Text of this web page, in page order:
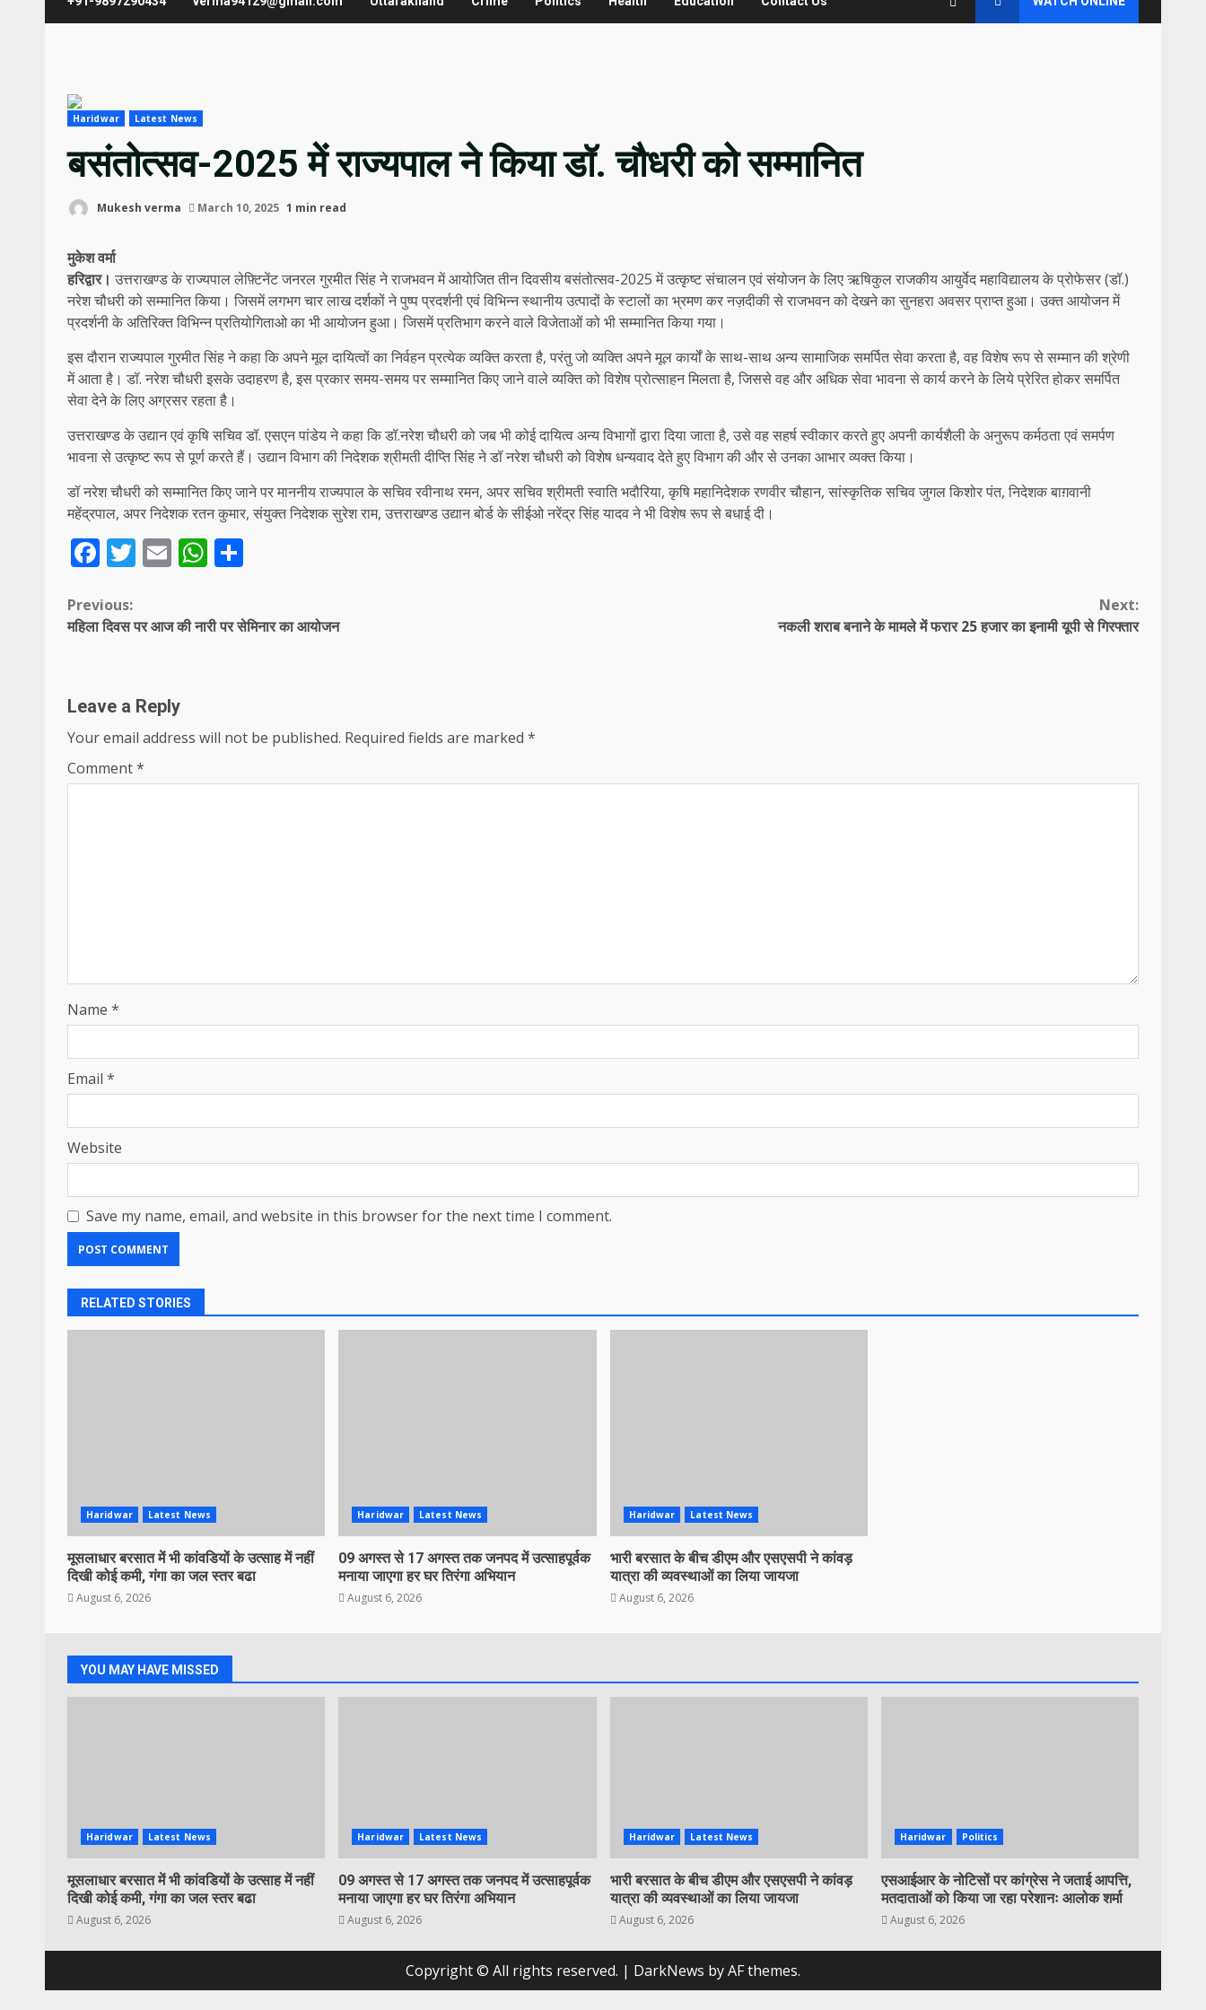
Haridwar Latest News
बसंतोत्सव-2025 में राज्यपाल ने किया डॉ. चौधरी को सम्मानित
Mukesh verma March 10, 2025 1 min read
मुकेश वर्मा
हरिद्वार। उत्तराखण्ड के राज्यपाल लेफ़्टिनेंट जनरल गुरमीत सिंह ने राजभवन में आयोजित तीन दिवसीय बसंतोत्सव-2025 में उत्कृष्ट संचालन एवं संयोजन के लिए ऋषिकुल राजकीय आयुर्वेद महाविद्यालय के प्रोफेसर (डॉ.)
नरेश चौधरी को सम्मानित किया। जिसमें लगभग चार लाख दर्शकों ने पुष्प प्रदर्शनी एवं विभिन्न स्थानीय उत्पादों के स्टालों का भ्रमण कर नज़दीकी से राजभवन को देखने का सुनहरा अवसर प्राप्त हुआ। उक्त आयोजन में
प्रदर्शनी के अतिरिक्त विभिन्न प्रतियोगिताओ का भी आयोजन हुआ। जिसमें प्रतिभाग करने वाले विजेताओं को भी सम्मानित किया गया।
इस दौरान राज्यपाल गुरमीत सिंह ने कहा कि अपने मूल दायित्वों का निर्वहन प्रत्येक व्यक्ति करता है, परंतु जो व्यक्ति अपने मूल कार्यों के साथ-साथ अन्य सामाजिक समर्पित सेवा करता है, वह विशेष रूप से सम्मान की श्रेणी
में आता है। डॉ. नरेश चौधरी इसके उदाहरण है, इस प्रकार समय-समय पर सम्मानित किए जाने वाले व्यक्ति को विशेष प्रोत्साहन मिलता है, जिससे वह और अधिक सेवा भावना से कार्य करने के लिये प्रेरित होकर समर्पित
सेवा देने के लिए अग्रसर रहता है।
उत्तराखण्ड के उद्यान एवं कृषि सचिव डॉ. एसएन पांडेय ने कहा कि डॉ.नरेश चौधरी को जब भी कोई दायित्व अन्य विभागों द्वारा दिया जाता है, उसे वह सहर्ष स्वीकार करते हुए अपनी कार्यशैली के अनुरूप कर्मठता एवं समर्पण
भावना से उत्कृष्ट रूप से पूर्ण करते हैं। उद्यान विभाग की निदेशक श्रीमती दीप्ति सिंह ने डॉ नरेश चौधरी को विशेष धन्यवाद देते हुए विभाग की और से उनका आभार व्यक्त किया।
डॉ नरेश चौधरी को सम्मानित किए जाने पर माननीय राज्यपाल के सचिव रवीनाथ रमन, अपर सचिव श्रीमती स्वाति भदौरिया, कृषि महानिदेशक रणवीर चौहान, सांस्कृतिक सचिव जुगल किशोर पंत, निदेशक बाग़वानी
महेंद्रपाल, अपर निदेशक रतन कुमार, संयुक्त निदेशक सुरेश राम, उत्तराखण्ड उद्यान बोर्ड के सीईओ नरेंद्र सिंह यादव ने भी विशेष रूप से बधाई दी।
Facebook
Twitter
EmailWhatsApp
Continue
Previous:
महिला दिवस पर आज की नारी पर सेमिनार का आयोजन
Next:
नकली शराब बनाने के मामले में फरार 25 हजार का इनामी यूपी से गिरफ्तार
Leave a Reply
Your email address will not be published. Required fields are marked *
Comment*
Name *
Email *
Website
Save my name, email, and website in this browser for the next time I comment.
RELATED STORIES
Haridwar Latest News
मूसलाधार बरसात में भी कांवडियों के उत्साह में नहीं
दिखी कोई कमी, गंगा का जल स्तर बढा
August 6, 2026
Haridwar Latest News
09 अगस्त से 17 अगस्त तक जनपद में उत्साहपूर्वक
मनाया जाएगा हर घर तिरंगा अभियान
August 6, 2026
Haridwar Latest News
भारी बरसात के बीच डीएम और एसएसपी ने कांवड़
यात्रा की व्यवस्थाओं का लिया जायजा
August 6, 2026
YOU MAY HAVE MISSED
Haridwar Latest News
मूसलाधार बरसात में भी कांवडियों के उत्साह में नहीं
दिखी कोई कमी, गंगा का जल स्तर बढा
August 6, 2026
Haridwar Latest News
09 अगस्त से 17 अगस्त तक जनपद में उत्साहपूर्वक
मनाया जाएगा हर घर तिरंगा अभियान
August 6, 2026
Haridwar Latest News
भारी बरसात के बीच डीएम और एसएसपी ने कांवड़
यात्रा की व्यवस्थाओं का लिया जायजा
August 6, 2026
Haridwar Politics
एसआईआर के नोटिसों पर कांग्रेस ने जताई आपत्ति,
मतदाताओं को किया जा रहा परेशानः आलोक शर्मा
August 6, 2026
Copyright © All rights reserved. | DarkNews by AF themes.